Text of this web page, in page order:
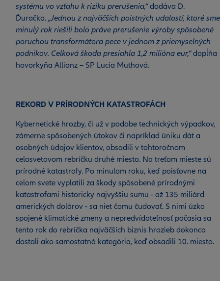
systému vo vzťahu k riziku prerušenia,“dodáva D.
Ďuračka. „Jednou z najväčších poistných udalostí, ktoré sme
minulý rok riešili bolo práve prerušenie výroby spôsobené
poruchou transformátora pece v jednom z priemyselných
podnikov. Celková škoda presiahla 1,2 milióna eur,“dopĺňa
hovorkyňa Allianz – SP Lucia Muthová.
REKORD V PRÍRODNÝCH KATASTROFÁCH
Kybernetické hrozby, či už v podobe technických výpadkov,
zámerne spôsobených útokov či napríklad úniku dát a
osobných údajov klientov, obsadili v tohtoročnom
celosvetovom rebríčku druhé miesto. Na treťom mieste sú
prírodné katastrofy. Po minulom roku, keď poisťovne na
celom svete vyplatili za škody spôsobené prírodnými
katastrofami historicky najvyššiu sumu - až 135 miliárd
amerických dolárov - sa niet čomu čudovať. S nimi úzko
spojené klimatické zmeny a nepredvídateľnosť počasia sa
tento rok do rebríčka najväčších biznis hrozieb dokonca
dostali ako samostatná kategória, keď obsadili 10. miesto.